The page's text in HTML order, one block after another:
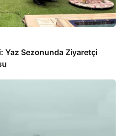
Yaz Sezonunda Ziyaretçi